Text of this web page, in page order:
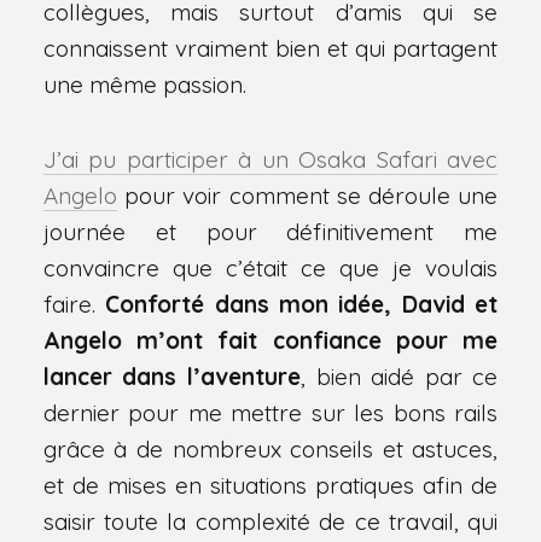
collègues, mais surtout d’amis qui se
connaissent vraiment bien et qui partagent
une même passion.
J’ai pu participer à un Osaka Safari avec
Angelo pour voir comment se déroule une
journée et pour définitivement me
convaincre que c’était ce que je voulais
faire. Conforté dans mon idée, David et
Angelo m’ont fait confiance pour me
lancer dans l’aventure, bien aidé par ce
dernier pour me mettre sur les bons rails
grâce à de nombreux conseils et astuces,
et de mises en situations pratiques afin de
saisir toute la complexité de ce travail, qui